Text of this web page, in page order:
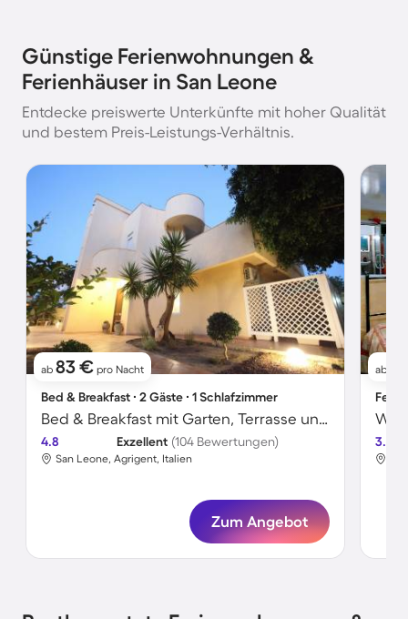
Günstige Ferienwohnungen &
Ferienhäuser in San Leone
Entdecke preiswerte Unterkünfte mit hoher Qualität
und bestem Preis-Leistungs-Verhältnis.
ab 83 € pro Nacht
Bed & Breakfast ∙ 2 Gäste ∙ 1 Schlafzimmer
Bed & Breakfast mit Garten, Terrasse und Grill
4.8 Exzellent (104 Bewertungen)
San Leone, Agrigent, Italien
Zum Angebot
ab
3.4